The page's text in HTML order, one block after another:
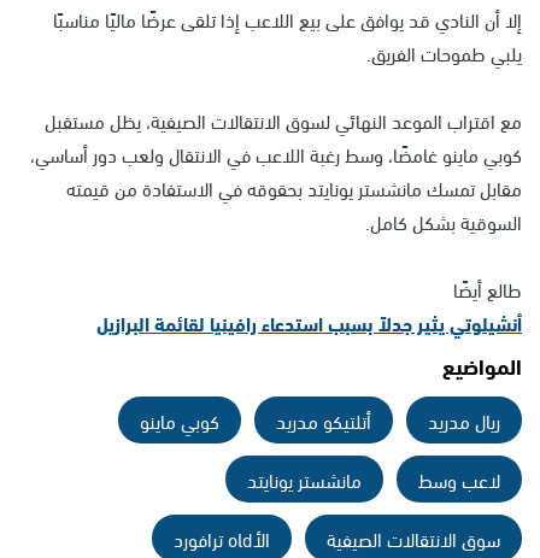
إلا أن النادي قد يوافق على بيع اللاعب إذا تلقى عرضًا ماليًا مناسبًا
يلبي طموحات الفريق.
مع اقتراب الموعد النهائي لسوق الانتقالات الصيفية، يظل مستقبل
كوبي ماينو غامضًا، وسط رغبة اللاعب في الانتقال ولعب دور أساسي،
مقابل تمسك مانشستر يونايتد بحقوقه في الاستفادة من قيمته
السوقية بشكل كامل.
طالع أيضًا
أنشيلوتي يثير جدلاً بسبب استدعاء رافينيا لقائمة البرازيل
المواضيع
ريال مدريد أتلتيكو مدريد
كوبي ماينو
لاعب وسط
مانشستر يونايتد
سوق الانتقالات الصيفية
الأold ترافورد